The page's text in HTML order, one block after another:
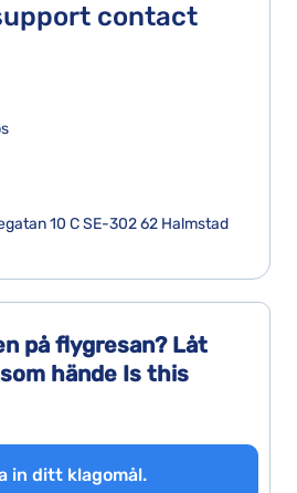
på flygresan? Låt
hände Is this
in ditt klagomål.
contact
10 C SE-302 62 Halmstad